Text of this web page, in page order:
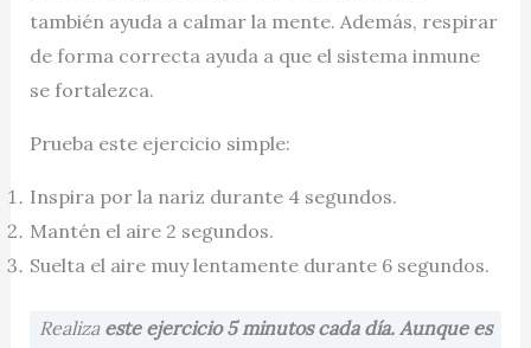
también ayuda a calmar la mente. Además, respirar
de forma correcta ayuda a que el sistema inmune
se fortalezca.
Prueba este ejercicio simple:
Inspira por la nariz durante 4 segundos.
Mantén el aire 2 segundos.
Suelta el aire muy lentamente durante 6 segundos.
Realizaeste ejercicio 5 minutos cada día. Aunque es